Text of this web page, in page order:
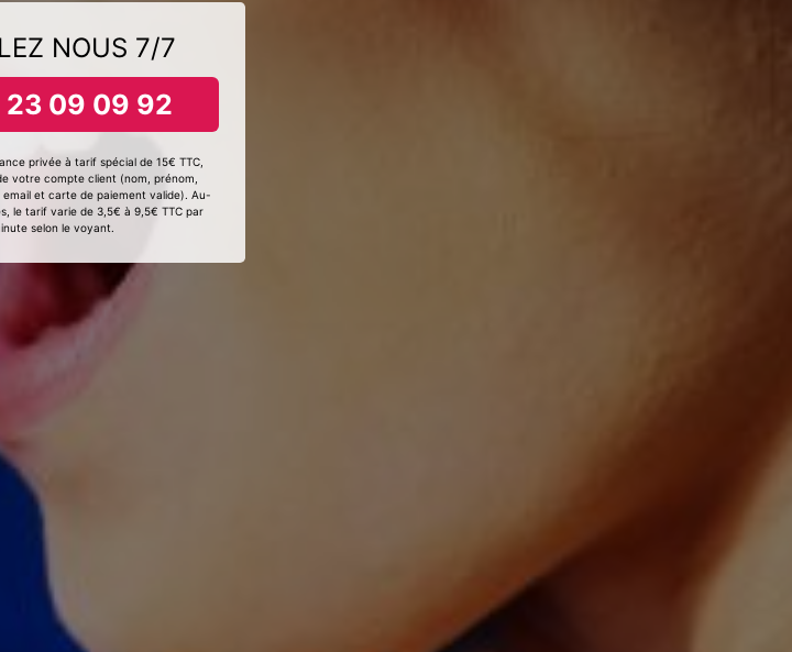
NOUS 7/7
09 09 92
privée à tarif spécial de 15€ TTC,
votre compte client (nom, prénom,
email et carte de paiement valide). Au-
le tarif varie de 3,5€ à 9,5€ TTC par
selon le voyant.